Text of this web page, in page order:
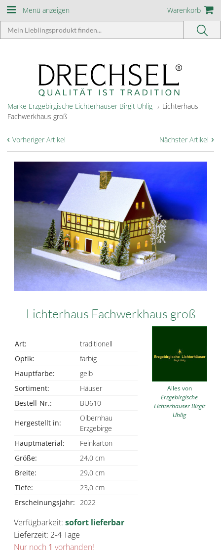
Menü anzeigen Warenkorb
Marke Erzgebirgische Lichterhäuser Birgit Uhlig
Lichterhaus
Fachwerkhaus groß
Nächster Artikel ›
‹ Vorheriger Artikel
Lichterhaus Fachwerkhaus groß
Art:
traditionell
Optik:
farbig
Hauptfarbe:
gelb
Sortiment:
Häuser
Bestell-Nr.:
BU610
Hergestellt in:
Olbernhau
Erzgebirge
Hauptmaterial:
Feinkarton
Größe:
24,0 cm
Breite:
29,0 cm
Tiefe:
23,0 cm
Erscheinungsjahr:
2022
Alles von
Erzgebirgische
Lichterhäuser Birgit
Uhlig
Verfügbarkeit: sofort lieferbar
Lieferzeit: 2-4 Tage
Nur noch 1 vorhanden!